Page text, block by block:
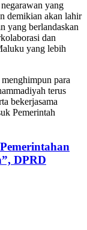
yang
demikian akan lahir
yang berlandaskan
dan
yang lebih
para
terus
bekerjasama
Pemerintah
DPRD